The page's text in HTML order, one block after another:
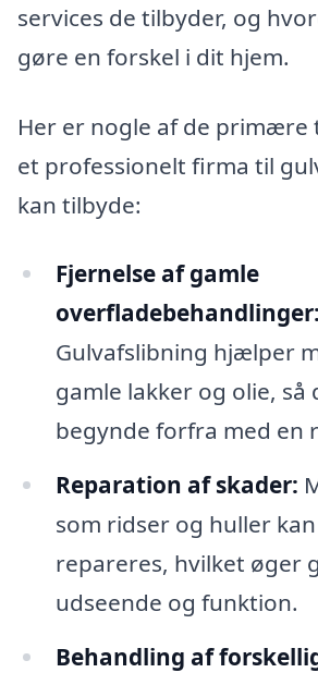
services de tilbyder, og
gøre en forskel i dit hjem.
Her er nogle af de primære
et professionelt firma til
kan tilbyde:
Fjernelse af gamle
overfladebehandlinger:
Gulvafslibning hjælper
gamle lakker og olie, så
begynde forfra med en
Reparation af skader:
som ridser og huller
repareres, hvilket øger
udseende og funktion.
Behandling af